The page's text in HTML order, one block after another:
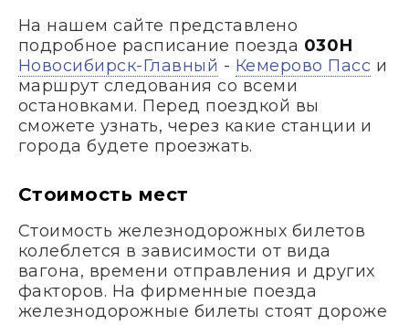
На нашем сайте представлено
подробное расписание поезда 030Н
Новосибирск-Главный - Кемерово Пасс и
маршрут следования со всеми
остановками. Перед поездкой вы
сможете узнать, через какие станции и
города будете проезжать.
Стоимость мест
Стоимость железнодорожных билетов
колеблется в зависимости от вида
вагона, времени отправления и других
факторов. На фирменные поезда
железнодорожные билеты стоят дороже